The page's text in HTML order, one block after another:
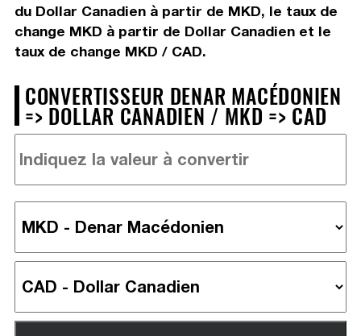
du Dollar Canadien à partir de MKD, le taux de
change MKD à partir de Dollar Canadien et le
taux de change MKD / CAD.
CONVERTISSEUR DENAR MACÉDONIEN
=> DOLLAR CANADIEN / MKD => CAD